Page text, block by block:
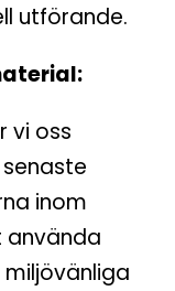
utförande.
vi oss
inom
använda